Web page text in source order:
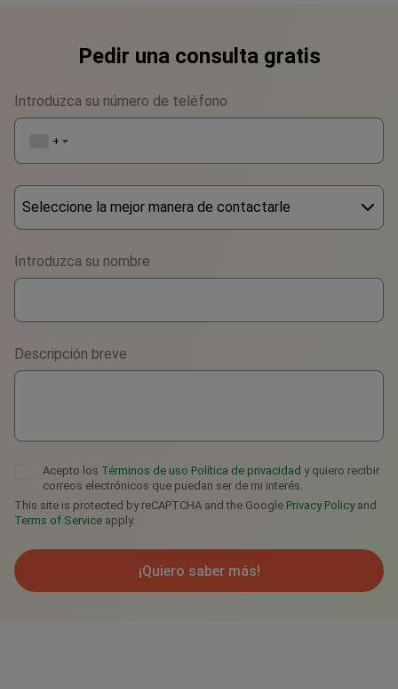
Pedir una consulta gratis
Introduzca su número de teléfono
+1▼
Seleccione la mejor manera de contactarle
WhatsApp
Viber
Telegram
Introduzca su nombre
Descripción breve
Acepto los Términos de uso Política de privacidad y quiero recibir
correos electrónicos que puedan ser de mi interés.
This site is protected by reCAPTCHA and the Google Privacy Policyand
Terms of Service apply.
¡Quiero saber más!